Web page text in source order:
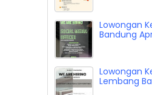
Lowongan
Bandung
Lowongan
Lembang